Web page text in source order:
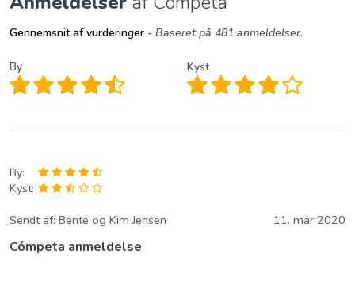
Gennemsnit af vurderinger - Baseret på 481 anmeldelser.
By Kyst
By:
Kyst:
Sendt af: Bente og Kim Jensen 11. mar 2020
Cómpeta anmeldelse